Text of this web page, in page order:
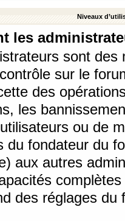
Niveaux
les
sont
sur le
des
les
ou de
du fondateur du
aux autres
des réglages du